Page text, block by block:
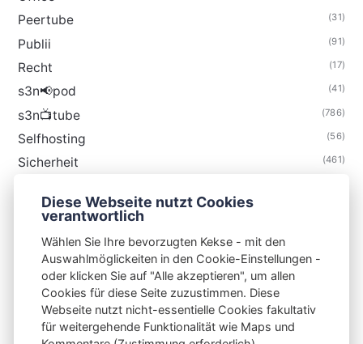
Peertube (31)
Publii (91)
Recht (17)
s3n📢pod (41)
s3n📺tube (786)
Selfhosting (56)
Sicherheit (461)
Thunderbird
S3N🧩NET
Integrating Open-Source Blog Network (iOSBN)
Diese Webseite nutzt Cookies
verantwortlich
Wählen Sie Ihre bevorzugten Kekse - mit den
Auswahlmöglickeiten in den Cookie-Einstellungen -
oder klicken Sie auf "Alle akzeptieren", um allen
Cookies für diese Seite zuzustimmen. Diese
Webseite nutzt nicht-essentielle Cookies fakultativ
für weitergehende Funktionalität wie Maps und